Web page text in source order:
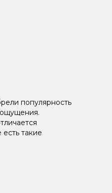
популярность
ощущения.
такие